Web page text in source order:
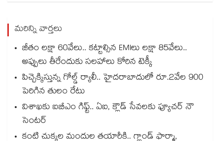
మరిన్ని వార్తలు
జీతం లక్షా 60వేలు.. కట్టాల్సిన EMIలు లక్షా 85వేలు..
అప్పులు తీరేందుకు సలహాలు కోరిన టెక్కీ
పిచ్చెక్కిస్తున్న గోల్డ్ ర్యాలీ.. హైదరాబాదులో రూ.2వేల 900
పెరిగిన తులం రేటు
విశాఖకు ఐబీఎం గిఫ్ట్.. ఏఐ, క్లౌడ్ సేవలకు ఫ్యూచర్ నౌ
సెంటర్
కంటి చుక్కల మందుల తయారీకి.. గ్లాండ్ ఫార్మా,